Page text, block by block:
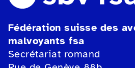
Fédération suisse des
malvoyants fsa
Secrétariat romand